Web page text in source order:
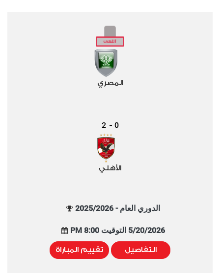
المصري
0
-
2
الأهلي
الدوري العام - 2025/2026
5/20/2026 التوقيت 8:00 PM
التفاصيل تقييم المباراة